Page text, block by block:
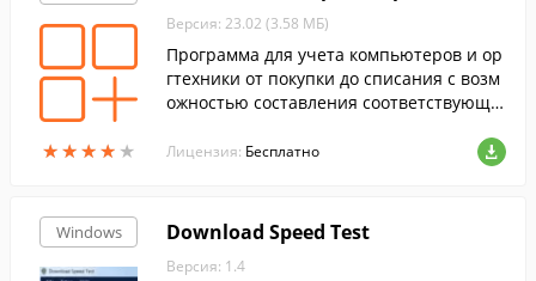
★★★★ ★
★★★★ ★
Версия: 23.02 (3.58 МБ)
Программа для учета компьютеров и ор
гтехники от покупки до списания с возм
ожностью составления соответствующи
Лицензия: Бесплатно
Windows Download Speed Test
Версия: 1.4